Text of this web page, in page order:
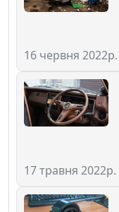
16 червня 2022р.
17 травня 2022р.